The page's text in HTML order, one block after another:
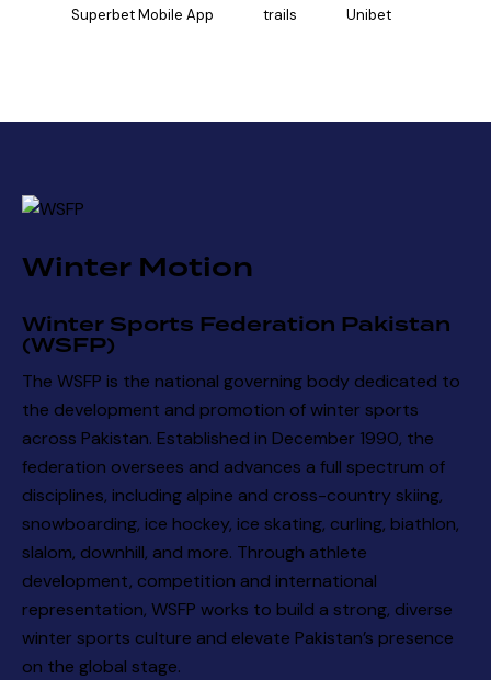
Superbet Mobile App trails Unibet
Winter Motion
Winter Sports Federation Pakistan
(WSFP)
The WSFP is the national governing body dedicated to
the development and promotion of winter sports
across Pakistan. Established in December 1990, the
federation oversees and advances a full spectrum of
disciplines, including alpine and cross-country skiing,
snowboarding, ice hockey, ice skating, curling, biathlon,
slalom, downhill, and more. Through athlete
development, competition and international
representation, WSFP works to build a strong, diverse
winter sports culture and elevate Pakistan’s presence
on the global stage.